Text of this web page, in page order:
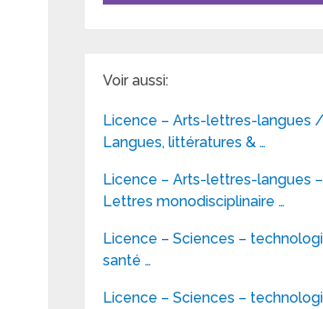
Voir aussi:
Licence – Arts-lettres-langues /
Langues, littératures & …
Licence – Arts-lettres-langues
Lettres monodisciplinaire …
Licence – Sciences –
santé …
Licence – Sciences –